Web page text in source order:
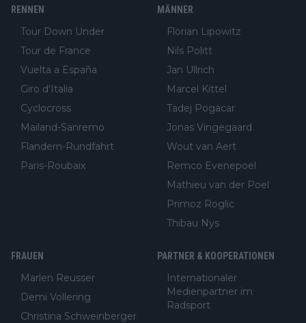
RENNEN
Tour Down Under
Tour de France
Vuelta a España
Giro d'Italia
Cyclocross
Mailand-Sanremo
Flandern-Rundfahrt
Paris-Roubaix
MÄNNER
Florian Lipowitz
Nils Politt
Jan Ullrich
Marcel Kittel
Tadej Pogacar
Jonas Vingegaard
Wout van Aert
Remco Evenepoel
Mathieu van der Poel
Primoz Roglic
Thibau Nys
FRAUEN
Marlen Reusser
Demi Vollering
Christina Schweinberger
PARTNER & KOOPERATIONEN
Internationaler
Medienpartner im
Radsport